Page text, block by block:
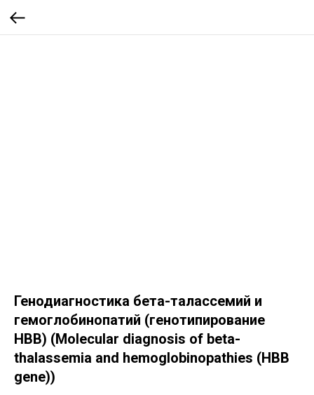
Генодиагностика бета-талассемий и
гемоглобинопатий (генотипирование
HBB) (Molecular diagnosis of beta-
thalassemia and hemoglobinopathies (HBB
gene))